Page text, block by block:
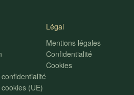
(UE)
Légal
Mentions légales
Confidentialité
Cookies